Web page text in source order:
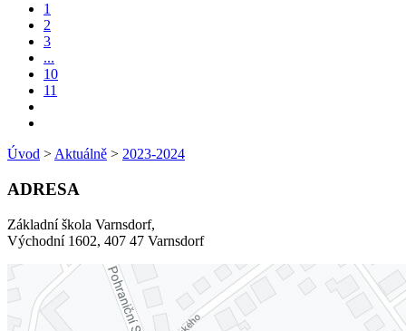
1
2
3
...
10
11
Úvod > Aktuálně > 2023-2024
ADRESA
Základní škola Varnsdorf,
Východní 1602, 407 47 Varnsdorf